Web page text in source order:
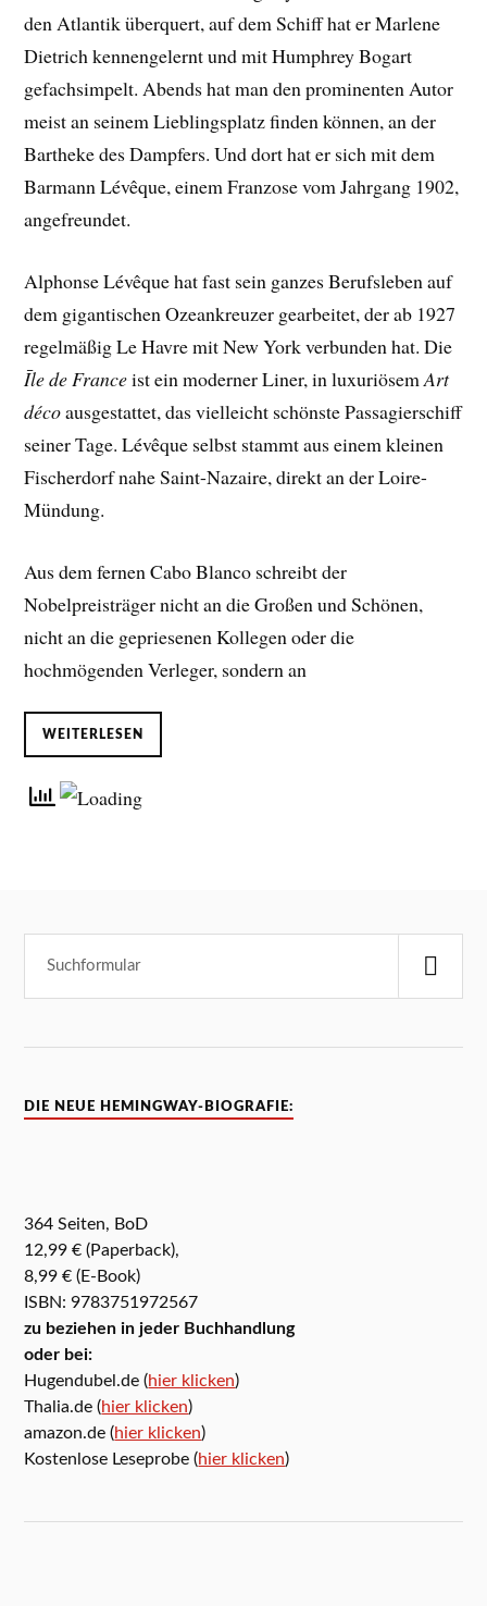
den Atlantik überquert, auf dem Schiff hat er Marlene
Dietrich kennengelernt und mit Humphrey Bogart
gefachsimpelt. Abends hat man den prominenten Autor
meist an seinem Lieblingsplatz finden können, an der
Bartheke des Dampfers. Und dort hat er sich mit dem
Barmann Lévêque, einem Franzose vom Jahrgang 1902,
angefreundet.
Alphonse Lévêque hat fast sein ganzes Berufsleben auf
dem gigantischen Ozeankreuzer gearbeitet, der ab 1927
regelmäßig Le Havre mit New York verbunden hat. Die
Īle de Franceist ein moderner Liner, in luxuriösemArt
décoausgestattet, das vielleicht schönste Passagierschiff
seiner Tage. Lévêque selbst stammt aus einem kleinen
Fischerdorf nahe Saint-Nazaire, direkt an der Loire-
Mündung.
Aus dem fernen Cabo Blanco schreibt der
Nobelpreisträger nicht an die Großen und Schönen,
nicht an die gepriesenen Kollegen oder die
hochmögenden Verleger, sondern an
WEITERLESEN
DIE NEUE HEMINGWAY-BIOGRAFIE:
364 Seiten, BoD
12,99 € (Paperback),
8,99 € (E-Book)
ISBN: 9783751972567
zu beziehen in jeder Buchhandlung
oder bei:
Hugendubel.de (hier klicken)
Thalia.de (hier klicken)
amazon.de (hier klicken)
Kostenlose Leseprobe (hier klicken)